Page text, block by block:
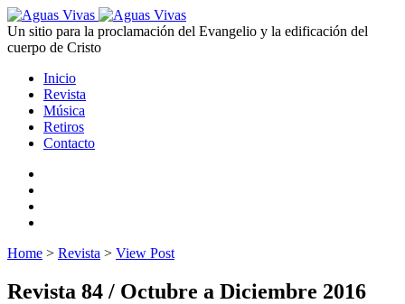
Un sitio para la proclamación del Evangelio y la edificación del
cuerpo de Cristo
Inicio
Revista
Música
Retiros
Contacto
Home > Revista > View Post
Revista 84 / Octubre a Diciembre 2016